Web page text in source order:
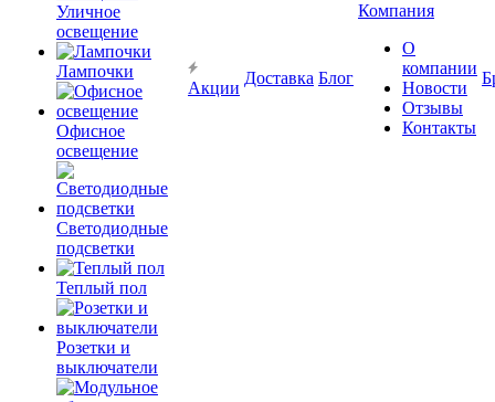
Уличное
освещение
Лампочки
Офисное
освещение
Светодиодные
подсветки
Теплый пол
Розетки и
выключатели
Акции
Доставка Блог
Компания
О
компании
Новости
Отзывы
Контакты